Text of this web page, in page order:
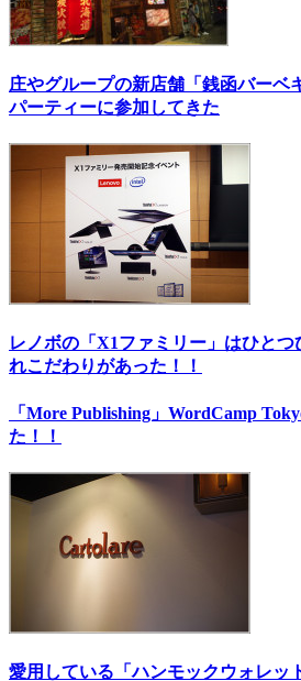
庄やグループの新店舗「銭函バーベ
パーティーに参加してきた
レノボの「X1ファミリー」はひと
れこだわりがあった！！
「More Publishing」WordCamp
た！！
愛用している「ハンモックウォレッ